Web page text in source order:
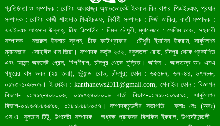
রেকর্ড ৪৫.৪৬ বিলিয়ন ডলারের রিজার্ভ
বাংলাদেশ আজ মধ্যম আয়ের দেশে উন্নীত হওয়ার পথে
প্রতিষ্ঠাতা ও সম্পাদক : রোটাঃ আলহাজ্ব অ্যাডভোকেট ইকবাল-বিন-বাশার পিএইচএফ, প্রধান
সম্পাদক : রোটাঃ কাজী শাহাদাত পিএইচএফ, নির্বাহী সম্পাদক : মির্জা জাকির, বার্তা সম্পাদক :
এএইচএম আহসান উল্লাহ্, চীফ রিপোর্টার : বিমল চৌধুরী, ম্যানেজার : সেলিম রেজা, সহকারী
সম্পাদক : নজরুল ইসলাম স্বপন, চীফ ফটোগ্রাফার : চৌধুরী ইয়াসিন ইকরাম, সার্কুলেশন
ম্যানেজার : সোহাঈদ খান জিয়া। সম্পাদক কর্তৃক ২৫২, বকুলতলা রোড, চাঁদপুর থেকে প্রকাশিত
এবং আনন্দ অফসেট প্রেস, বিপণীবাগ, চাঁদপুর থেকে মুদ্রিত। অফিস : আলহাজ্ব ডাঃ এমএ
গফুরের বাস ভবন (২য় তলা), স্ট্র্যান্ড রোড, চাঁদপুর; ফোন : ৬৫৫৮৭, ৬৭০৪৪, ৬৭৭৮৮,
০১৯৩০১০৯৮০৯। ই-মেইল :kanthanews2011@gmail.com , মোবাইল ফোন : বিজ্ঞাপন
বিভাগ- ০১৭১২-৪০৮০০৬, ০১৯৭২৪০৮০০৬ বার্তা বিভাগ-০১৭১৮-১০৯৫৯১, সার্কুলেশন
বিভাগ-০১৮৬৭৮৮৬৫৯৯, ০১৮১৮৯৮৮০৫৭। সম্পাদকমন্ডলীর সভাপতি : ফ্লাঃ লেঃ (অবঃ)
এস.এ. সুলতান টিটু, উপদেষ্টা সম্পাদক : অধ্যক্ষ প্রফেসর বিলকিস ইকবাল; উপদেষ্টামন্ডলী :